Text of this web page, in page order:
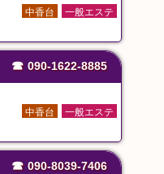
一般エステ
中香台
☎ 090-1622-8885
一般エステ
中香台
☎ 090-8039-7406